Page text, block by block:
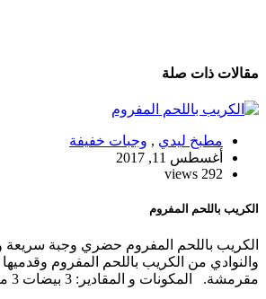
مقالات ذات صلة
مطبخ ليدي , وجبات خفيفة
أغسطس 11, 2017
292 views
الكريب باللحم المفروم
الكريب باللحم المفروم حضري وجبة سريعة
والنوادي من الكريب باللحم المفروم
مقرمشة. المكونات و المقادير: 3 بيضات 3 ملاعق زيت نباتي 3…